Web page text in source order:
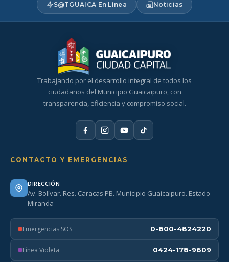
S@TGUAICA En Línea Noticias
Trabajando por el desarrollo integral de todos los
ciudadanos del Municipio Guaicaipuro, con
transparencia, eficiencia y compromiso social.
CONTACTO Y EMERGENCIAS
DIRECCIÓN
Av. Bolívar. Res. Caracas PB. Municipio Guaicaipuro. Estado
Miranda
Emergencias SOS 0-800-4824220
Línea Violeta 0424-178-9609